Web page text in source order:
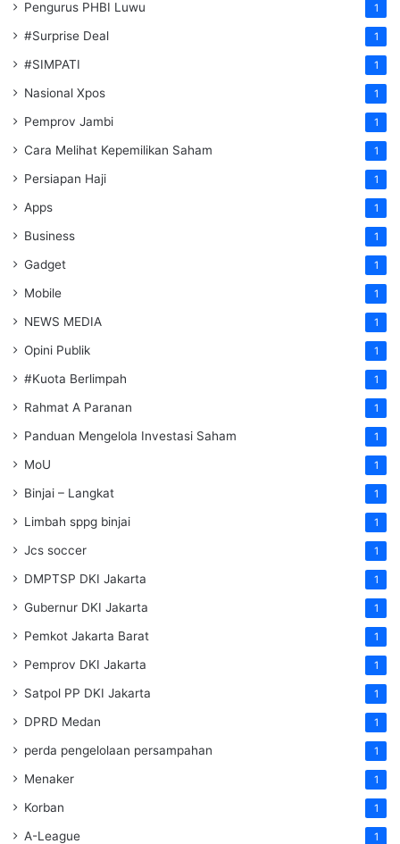
Pengurus PHBI Luwu 1
#Surprise Deal 1
#SIMPATI 1
Nasional Xpos 1
Pemprov Jambi 1
Cara Melihat Kepemilikan Saham 1
Persiapan Haji 1
Apps 1
Business 1
Gadget 1
Mobile 1
NEWS MEDIA 1
Opini Publik 1
#Kuota Berlimpah 1
Rahmat A Paranan 1
Panduan Mengelola Investasi Saham 1
MoU 1
Binjai – Langkat 1
Limbah sppg binjai 1
Jcs soccer 1
DMPTSP DKI Jakarta 1
Gubernur DKI Jakarta 1
Pemkot Jakarta Barat 1
Pemprov DKI Jakarta 1
Satpol PP DKI Jakarta 1
DPRD Medan 1
perda pengelolaan persampahan 1
Menaker 1
Korban 1
A-League 1